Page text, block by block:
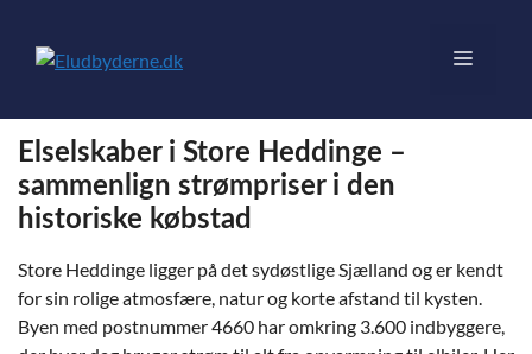
indhold
Menu
Elselskaber i Store Heddinge –
sammenlign strømpriser i den
historiske købstad
Store Heddinge ligger på det sydøstlige Sjælland og er kendt
for sin rolige atmosfære, natur og korte afstand til kysten.
Byen med postnummer 4660 har omkring 3.600 indbyggere,